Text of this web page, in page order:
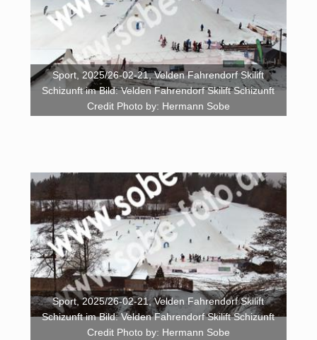
Sport, 2025/26-02-21, Velden Fahrendorf Skilift
Schizunft im Bild: Velden Fahrendorf Skilift Schizunft
Credit Photo by: Hermann Sobe
Sport, 2025/26-02-21, Velden Fahrendorf Skilift
Schizunft im Bild: Velden Fahrendorf Skilift Schizunft
Credit Photo by: Hermann Sobe